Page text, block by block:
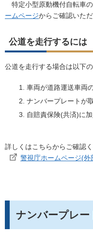
特定小型原動機付自転車
ームページからご確認いただ
公道を走行するには
公道を走行する場合は以下
車両が道路運送車両
ナンバープレートが
自賠責保険(共済)に
詳しくはこちらからご確認
警視庁ホームページ(外
ナンバープレー